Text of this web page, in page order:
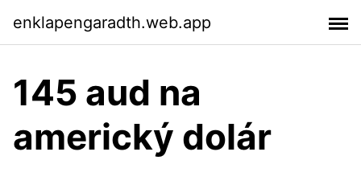
enklapengaradth.web.app
145 aud na
americký dolár